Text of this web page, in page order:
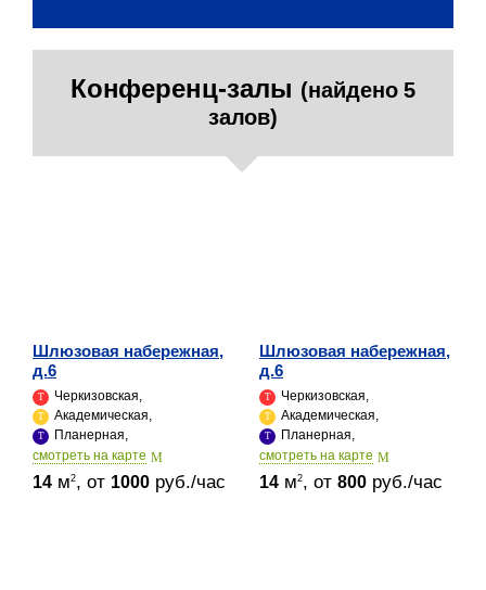
Конференц-залы (найдено 5
залов)
Шлюзовая набережная,
д.6
Черкизовская,
Академическая,
Планерная,
cмотреть на карте
14 м2, от 1000 руб./час
Шлюзовая набережная,
д.6
Черкизовская,
Академическая,
Планерная,
cмотреть на карте
14 м2, от 800 руб./час